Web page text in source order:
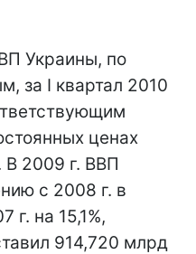
Украины, по
за I квартал 2010
ценах
В 2009 г. ВВП
с 2008 г. в
г. на 15,1%,
914,720 млрд